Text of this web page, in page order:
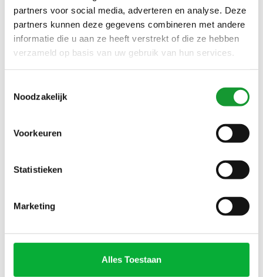
partners voor social media, adverteren en analyse. Deze
partners kunnen deze gegevens combineren met andere
informatie die u aan ze heeft verstrekt of die ze hebben
verzameld op basis van uw gebruik van hun services.
Noodzakelijk
Voorkeuren
Statistieken
Marketing
Alles Toestaan
MOUWLENGTE 7
SALE-39%
DONKERBLAUW WIT
€90,00
SALE-51%
maten
OLYMP OVERHEMD WIT
DONKERBLAUW BLAUW
GRAFISCHE PRINT
€49,00